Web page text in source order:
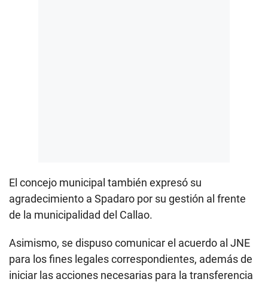
El concejo municipal también expresó su
agradecimiento a Spadaro por su gestión al frente
de la municipalidad del Callao.
Asimismo, se dispuso comunicar el acuerdo al JNE
para los fines legales correspondientes, además de
iniciar las acciones necesarias para la transferencia